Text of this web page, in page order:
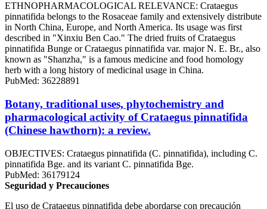
ETHNOPHARMACOLOGICAL RELEVANCE: Crataegus
pinnatifida belongs to the Rosaceae family and extensively distribute
in North China, Europe, and North America. Its usage was first
described in "Xinxiu Ben Cao." The dried fruits of Crataegus
pinnatifida Bunge or Crataegus pinnatifida var. major N. E. Br., also
known as "Shanzha," is a famous medicine and food homology
herb with a long history of medicinal usage in China.
PubMed: 36228891
Botany, traditional uses, phytochemistry and
pharmacological activity of Crataegus pinnatifida
(Chinese hawthorn): a review.
OBJECTIVES: Crataegus pinnatifida (C. pinnatifida), including C.
pinnatifida Bge. and its variant C. pinnatifida Bge.
PubMed: 36179124
Seguridad y Precauciones
El uso de Crataegus pinnatifida debe abordarse con precaución